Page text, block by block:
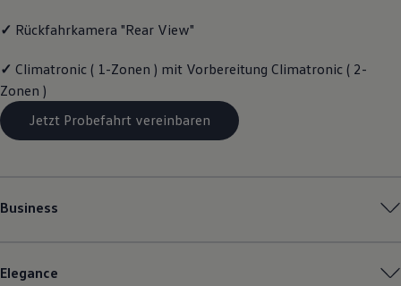
✓ Rückfahrkamera "Rear View"
✓ Climatronic ( 1-Zonen ) mit Vorbereitung Climatronic ( 2-
Zonen )
Jetzt Probefahrt vereinbaren
Business
Elegance